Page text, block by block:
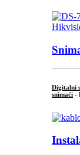
Digitalni
snimači -